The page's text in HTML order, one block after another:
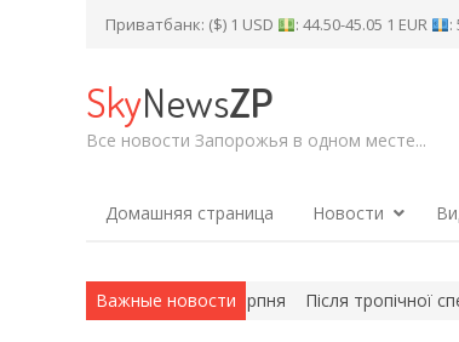
Приватбанк: ($) 1 USD : 44.50-45.05 1 EUR :
SkyNewsZP
Все новости Запорожья в одном месте...
Домашняя страница Новости
Важные новости
у суботу, 8 серпня Після тропічної спеки —